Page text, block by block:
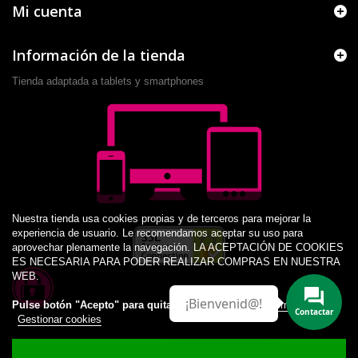
Mi cuenta
Información de la tienda
Tienda adaptada a tablets y smartphones
Contactar
¡Bienvenid@!
Nuestra tienda usa cookies propias y de terceros para mejorar la
experiencia de usuario. Le recomendamos aceptar su uso para
aprovechar plenamente la navegación. LA ACEPTACIÓN DE COOKIES
ES NECESARIA PARA PODER REALIZAR COMPRAS EN NUESTRA
WEB.
Pulse botón "Acepto" para quitar este aviso.
Más información
Gestionar cookies